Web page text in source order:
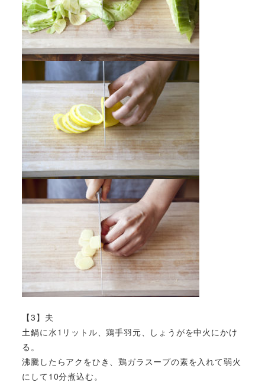
【3】夫
土鍋に水1リットル、鶏手羽元、しょうがを中火にかけ
る。
沸騰したらアクをひき、鶏ガラスープの素を入れて弱火
にして10分煮込む。